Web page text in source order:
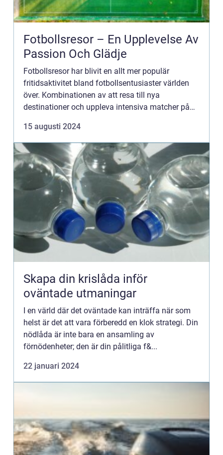
Fotbollsresor – En Upplevelse Av
Passion Och Glädje
Fotbollsresor har blivit en allt mer populär
fritidsaktivitet bland fotbollsentusiaster världen
över. Kombinationen av att resa till nya
destinationer och uppleva intensiva matcher på
15 augusti 2024
Skapa din krislåda inför
oväntade utmaningar
I en värld där det oväntade kan inträffa när som
helst är det att vara förberedd en klok strategi. Din
nödlåda är inte bara en ansamling av
förnödenheter; den är din pålitliga f&...
22 januari 2024